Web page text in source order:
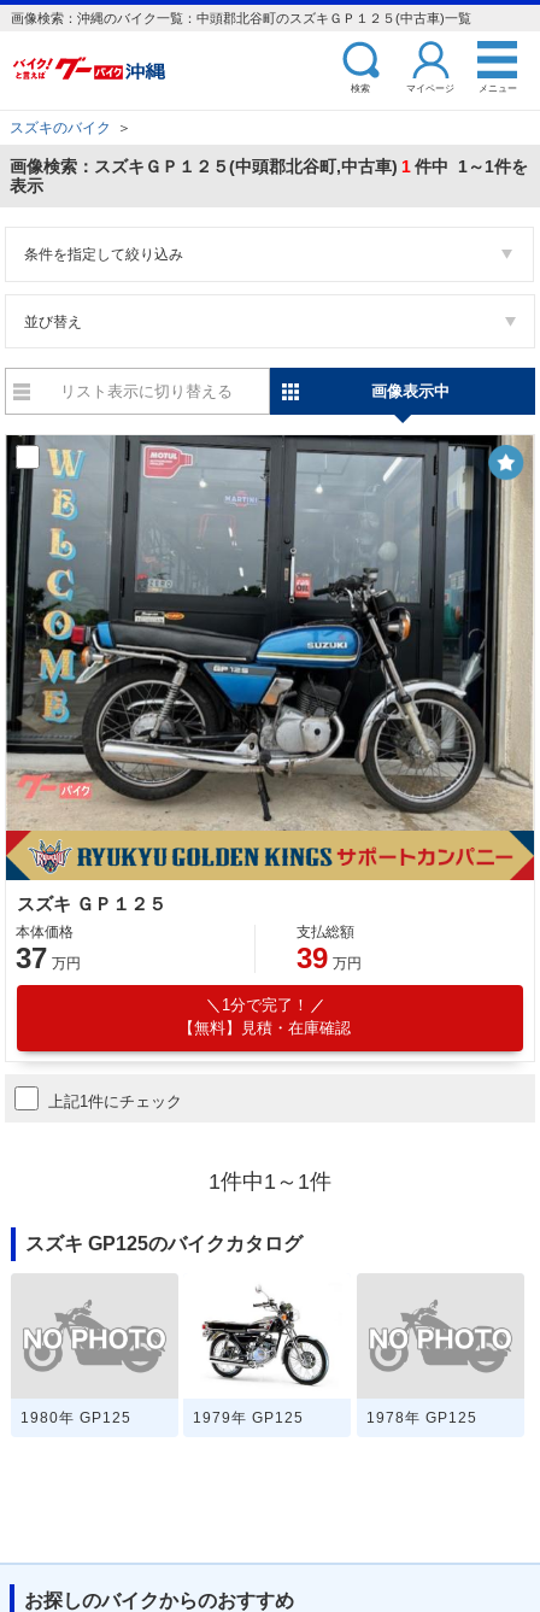
画像検索：沖縄のバイク一覧：中頭郡北谷町のスズキＧＰ１２５(中古車)一覧
検索 マイページ メニュー
スズキのバイク ＞
画像検索：スズキＧＰ１２５(中頭郡北谷町,中古車) 1件中 1～1件を
表示
条件を指定して絞り込み
並び替え
リスト表示に切り替える 画像表示中
スズキ ＧＰ１２５
本体価格
37 万円
支払総額
39 万円
1分で完了！
【無料】見積・在庫確認
上記1件にチェック
1件中1～1件
スズキ GP125のバイクカタログ
1980年 GP125 1979年 GP125 1978年 GP125
お探しのバイクからのおすすめ